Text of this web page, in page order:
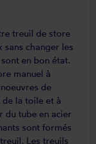
treuil de store
changer les
en bon état.
manuel à
de
la toile et à
du tube en acier
sont formés
Les treuils